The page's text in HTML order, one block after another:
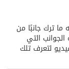
ما ترك جانبًا من
الجوانب التي
لتعرف تلك